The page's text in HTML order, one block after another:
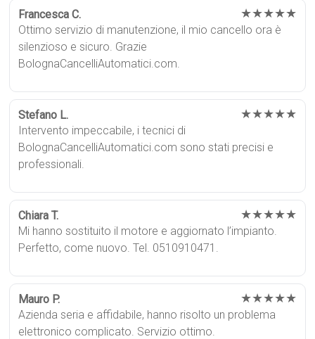
Francesca C. ★★★★★
Ottimo servizio di manutenzione, il mio cancello ora è
silenzioso e sicuro. Grazie
BolognaCancelliAutomatici.com.
Stefano L. ★★★★★
Intervento impeccabile, i tecnici di
BolognaCancelliAutomatici.com sono stati precisi e
professionali.
Chiara T. ★★★★★
Mi hanno sostituito il motore e aggiornato l’impianto.
Perfetto, come nuovo. Tel. 0510910471.
Mauro P. ★★★★★
Azienda seria e affidabile, hanno risolto un problema
elettronico complicato. Servizio ottimo.